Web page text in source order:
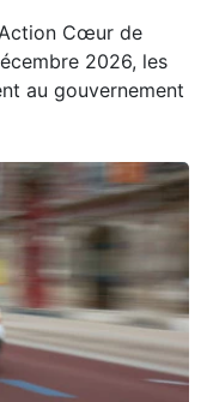
Cœur de
2026, les
au gouvernement